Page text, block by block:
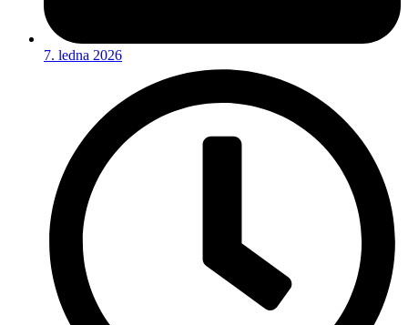
7. ledna 2026